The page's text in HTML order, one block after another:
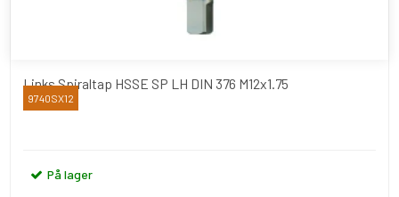
Links Spiraltap HSSE SP LH DIN 376 M12x1.75
YAMAWA
9740SX12
På lager